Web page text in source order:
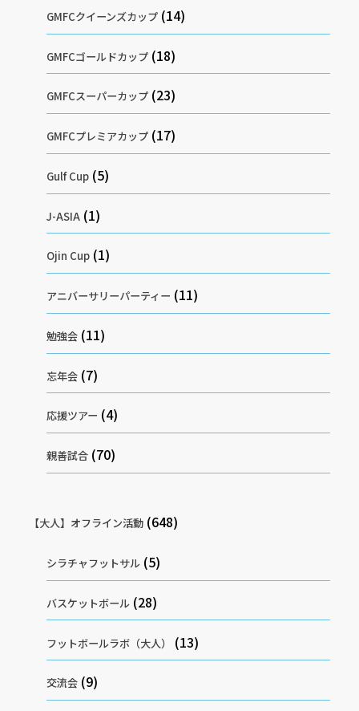
GMFCクイーンズカップ (14)
GMFCゴールドカップ (18)
GMFCスーパーカップ (23)
GMFCプレミアカップ (17)
Gulf Cup (5)
J-ASIA (1)
Ojin Cup (1)
アニバーサリーパーティー (11)
勉強会 (11)
忘年会 (7)
応援ツアー (4)
親善試合 (70)
【大人】オフライン活動(648)
シラチャフットサル (5)
バスケットボール (28)
フットボールラボ（大人） (13)
交流会 (9)